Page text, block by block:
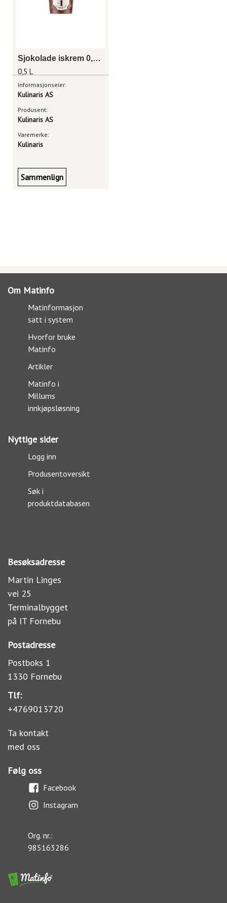
Sjokolade iskrem 0,5 liter
0,5 L
Informasjonseier:
Kulinaris AS
Produsent:
Kulinaris AS
Varemerke:
Kulinaris
Sammenlign
Om Matinfo
Matinformasjon
satt i system
Hvorfor bruke
Matinfo
Artikler
Matinfo i
Millums
innkjøpsløsning
Nyttige sider
Logg inn
Produsentoversikt
Søk i
produktdatabasen
Besøksadresse
Martin Linges
vei 25
Terminalbygget
på IT Fornebu
Postadresse
Postboks 1
1330 Fornebu
Tlf:
+4769013720
Ta kontakt
med oss
Følg oss
Facebook
Instagram
Org. nr.:
985163286